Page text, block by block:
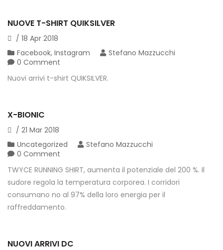
NUOVE T-SHIRT QUIKSILVER
/ 18 Apr 2018
Facebook, Instagram
Stefano Mazzucchi
0 Comment
Nuovi arrivi t-shirt QUIKSILVER.
X-BIONIC
/ 21 Mar 2018
Uncategorized
Stefano Mazzucchi
0 Comment
TWYCE RUNNING SHIRT, aumenta il potenziale del 200 %. Il
sudore regola la temperatura corporea. I corridori
consumano no al 97% della loro energia per il
raffreddamento.
NUOVI ARRIVI DC